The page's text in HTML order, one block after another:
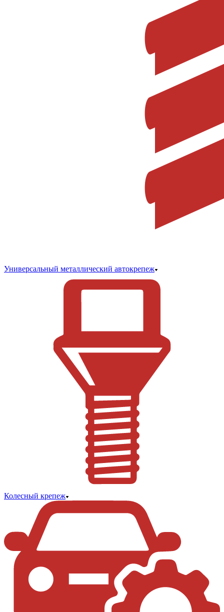
Универсальный металлический автокрепеж
Колесный крепеж